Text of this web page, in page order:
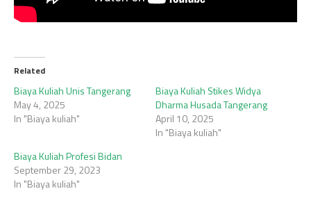
Related
Biaya Kuliah Unis Tangerang
May 4, 2025
In "Biaya kuliah"
Biaya Kuliah Stikes Widya
Dharma Husada Tangerang
April 10, 2025
In "Biaya kuliah"
Biaya Kuliah Profesi Bidan
September 29, 2023
In "Biaya kuliah"